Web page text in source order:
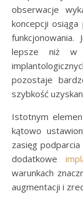
obserwacje
koncepcji
lepsze niż w
pozostaje
szybkość
Istotnym
kątowo
zasięg
dodatkowe
warunkach
augmentacji i